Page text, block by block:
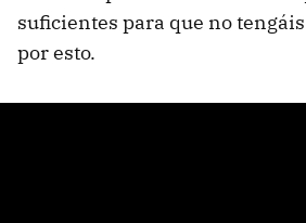
suficientes para que no
por esto.